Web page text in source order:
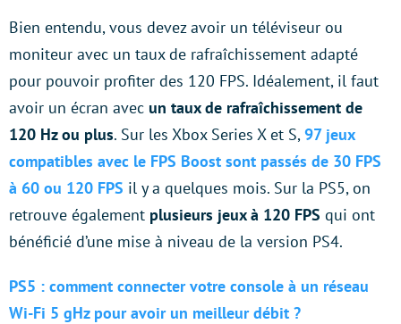
Bien entendu, vous devez avoir un téléviseur ou
moniteur avec un taux de rafraîchissement adapté
pour pouvoir profiter des 120 FPS. Idéalement, il faut
avoir un écran avec un taux de rafraîchissement de
120 Hz ou plus. Sur les Xbox Series X et S,97 jeux
compatibles avec le FPS Boost sont passés de 30 FPS
à 60 ou 120 FPS il y a quelques mois. Sur la PS5, on
retrouve également plusieurs jeux à 120 FPS qui ont
bénéficié d’une mise à niveau de la version PS4.
PS5 : comment connecter votre console à un réseau
Wi-Fi 5 gHz pour avoir un meilleur débit ?